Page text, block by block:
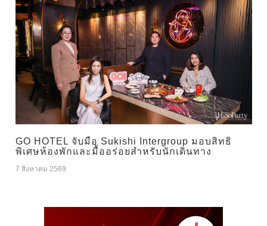
GO HOTEL จับมือ Sukishi Intergroup มอบสิทธิ
พิเศษห้องพักและมื้ออร่อยสำหรับนักเดินทาง
7 สิงหาคม 2569